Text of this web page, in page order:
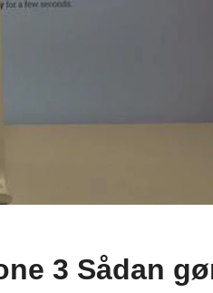
3 Sådan